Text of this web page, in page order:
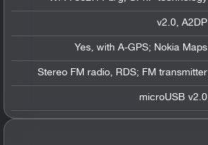
v2.0, A2DP
Yes, with A-GPS; Nokia Maps
Stereo FM radio, RDS; FM transmitter
microUSB v2.0